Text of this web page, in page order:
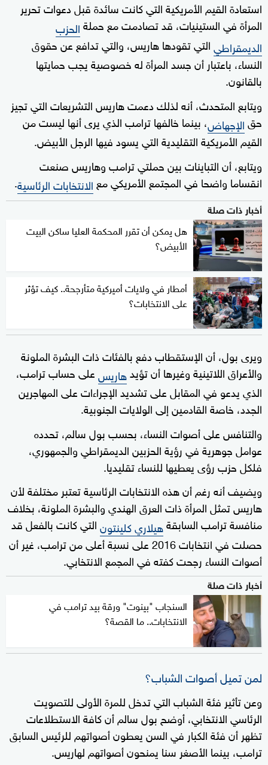
استعادة القيم الأمريكية التي كانت سائدة قبل دعوات تحرير
المرأة في الستينيات، قد تصادمت مع حملةالحزب
الديمقراطيالتي تقودها هاريس، والتي تدافع عن حقوق
النساء، باعتبار أن جسد المرأة له خصوصية يجب حمايتها
بالقانون.
ويتابع المتحدث، أنه لذلك دعمت هاريس التشريعات التي تجيز
حقالإجهاض، بينما خالفها ترامب الذي يرى أنها ليست من
القيم الأمريكية التقليدية التي يسود فيها الرجل الأبيض.
ويتابع، أن التباينات بين حملتي ترامب وهاريس صنعت
انقساما واضحا في المجتمع الأمريكي مع الانتخابات الرئاسية.
أخبار ذات صلة
هل يمكن أن تقرر المحكمة العليا ساكن البيت
الأبيض؟
أمطار في ولايات أميركية متأرجحة.. كيف تؤثر
على الانتخابات؟
ويرى بول، أن الإستقطاب دفع بالفئات ذات البشرة الملونة
والأعراق اللاتينية وغيرها أن تؤيدهاريسعلى حساب ترامب،
الذي يدعو في المقابل على تشديد الإجراءات على المهاجرين
الجدد، خاصة القادمين إلى الولايات الجنوبية.
والتنافس على أصوات النساء، بحسب بول سالم، تحدده
عوامل جوهرية في رؤية الحزبين الديمقراطي والجمهوري،
فلكل حزب رؤى يعطيها للنساء تقليديا.
ويضيف أنه رغم أن هذه الانتخابات الرئاسية تعتبر مختلفة لأن
هاريس تمثل المرأة ذات العرق الهندي والبشرة الملونة، بخلاف
منافسة ترامب السابقةهيلاري كلينتونالتي كانت بالفعل قد
حصلت في انتخابات 2016 على نسبة أعلى من ترامب، غير أن
أصوات النساء رجحت كفته في المجمع الانتخابي.
أخبار ذات صلة
السنجاب "بينوت" ورقة بيد ترامب في
الانتخابات.. ما القصة؟
لمن تميل أصوات الشباب؟
وعن تأثير فئة الشباب التي تدخل للمرة الأولى للتصويت
الرئاسي الانتخابي، أوضح بول سالم أن كافة الاستطلاعات
تظهر أن فئة الكبار في السن يعطون أصواتهم للرئيس السابق
ترامب، بينما الأصغر سنا يمنحون أصواتهم لهاريس.